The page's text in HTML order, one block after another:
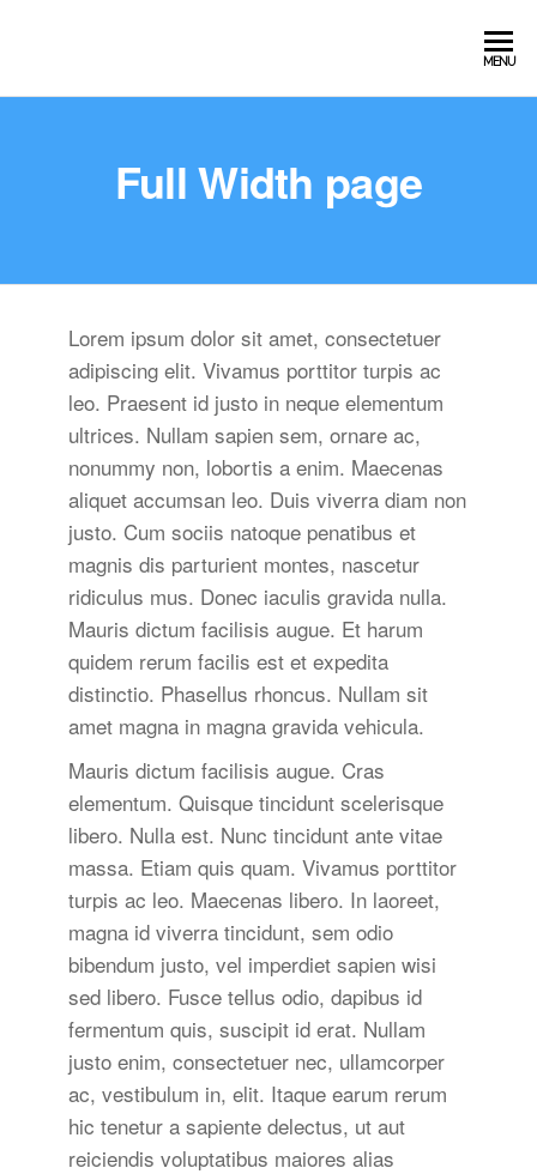
MENU
Full Width page
Lorem ipsum dolor sit amet, consectetuer
adipiscing elit. Vivamus porttitor turpis ac
leo. Praesent id justo in neque elementum
ultrices. Nullam sapien sem, ornare ac,
nonummy non, lobortis a enim. Maecenas
aliquet accumsan leo. Duis viverra diam non
justo. Cum sociis natoque penatibus et
magnis dis parturient montes, nascetur
ridiculus mus. Donec iaculis gravida nulla.
Mauris dictum facilisis augue. Et harum
quidem rerum facilis est et expedita
distinctio. Phasellus rhoncus. Nullam sit
amet magna in magna gravida vehicula.
Mauris dictum facilisis augue. Cras
elementum. Quisque tincidunt scelerisque
libero. Nulla est. Nunc tincidunt ante vitae
massa. Etiam quis quam. Vivamus porttitor
turpis ac leo. Maecenas libero. In laoreet,
magna id viverra tincidunt, sem odio
bibendum justo, vel imperdiet sapien wisi
sed libero. Fusce tellus odio, dapibus id
fermentum quis, suscipit id erat. Nullam
justo enim, consectetuer nec, ullamcorper
ac, vestibulum in, elit. Itaque earum rerum
hic tenetur a sapiente delectus, ut aut
reiciendis voluptatibus maiores alias